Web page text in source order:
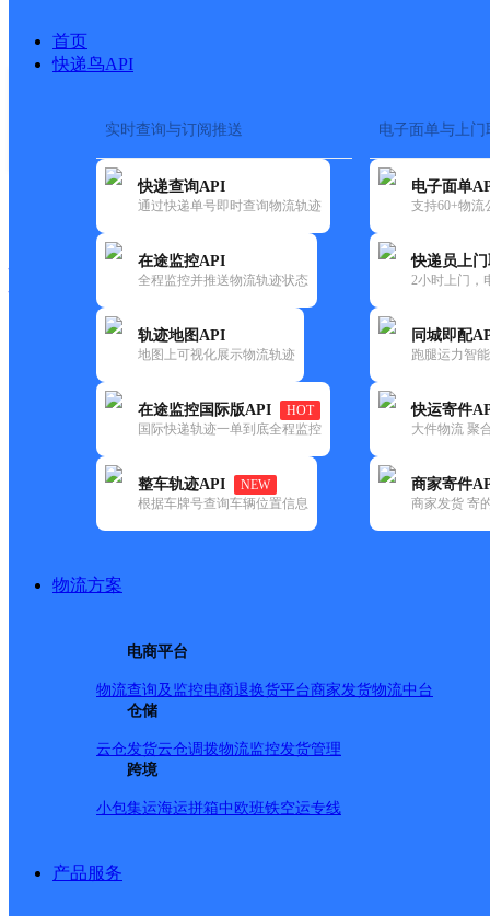
首页
快递鸟API
实时查询与订阅推送
快递查询API
通过快递单号即时查询物流轨迹
在途监控API
全程监控并推送物流轨迹状态
轨迹地图API
地图上可视化展示物流轨迹
在途监控国际版API
HOT
国际快递轨迹一单到底全程监控
整车轨迹API
NEW
根据车牌号查询车辆位置信息
电子面单与上门
电子面单
支持60+物流
快递员上
2小时上门，
同城即配
跑腿运力智
快运寄件
大件物流 聚
商家寄件
商家发货 寄
物流方案
电商平台
物流查询及监控电商退换货平台商家发货物流中台
仓储
云仓发货云仓调拨物流监控发货管理
跨境
小包集运海运拼箱中欧班铁空运专线
产品服务
快运大全 快递时效
顺丰
南丁佳美超市
更新时间：2021-11-26 00:00:00
所属快递：顺丰速运
所属区域：内蒙古自治区-鄂尔多斯市-东胜区
网点地址：南丁小区北门佳美生活超市
网点负责人：